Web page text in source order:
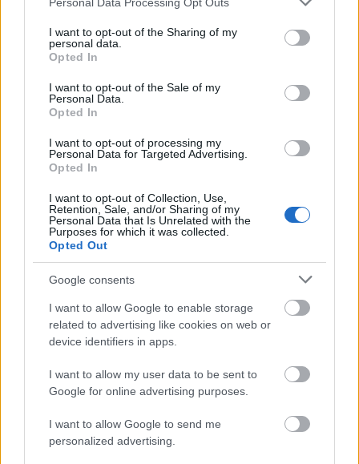
not limited to your visit or usage behaviour. You may click to
grant or deny consent to Google and its third-party tags to
use your data for below specified purposes in below Google
consent section.
I want to opt-out of the Sharing of my
personal data.
Opted In
I want to opt-out of the Sale of my
Personal Data.
Opted In
I want to opt-out of processing my
Personal Data for Targeted Advertising.
Opted In
I want to opt-out of Collection, Use,
Retention, Sale, and/or Sharing of my
Personal Data that Is Unrelated with the
Purposes for which it was collected.
Opted Out
Google consents
I want to allow Google to enable storage
related to advertising like cookies on web or
device identifiers in apps.
I want to allow my user data to be sent to
Google for online advertising purposes.
I want to allow Google to send me
personalized advertising.
Συνδέσου και κάνε το πρώτο σχόλιο...
BEST OFINTERNET
Πέρα από τη Λισαβόνα: 10 μαγευτικοί προορισμοί
της Πορτογαλίας